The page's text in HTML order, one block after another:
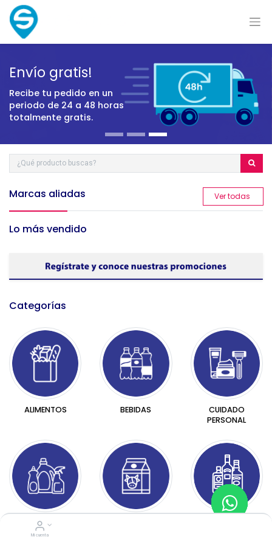
Mi cuenta
Envío gratis!
Recibe tu pedido en un
periodo de 24 a 48 horas
totalmente gratis.
Marcas aliadas ​Ver todas
Lo más vendido
Categorías​
ALIMENTOS BEBIDAS
CUIDADO
PERSONAL
HOGAR